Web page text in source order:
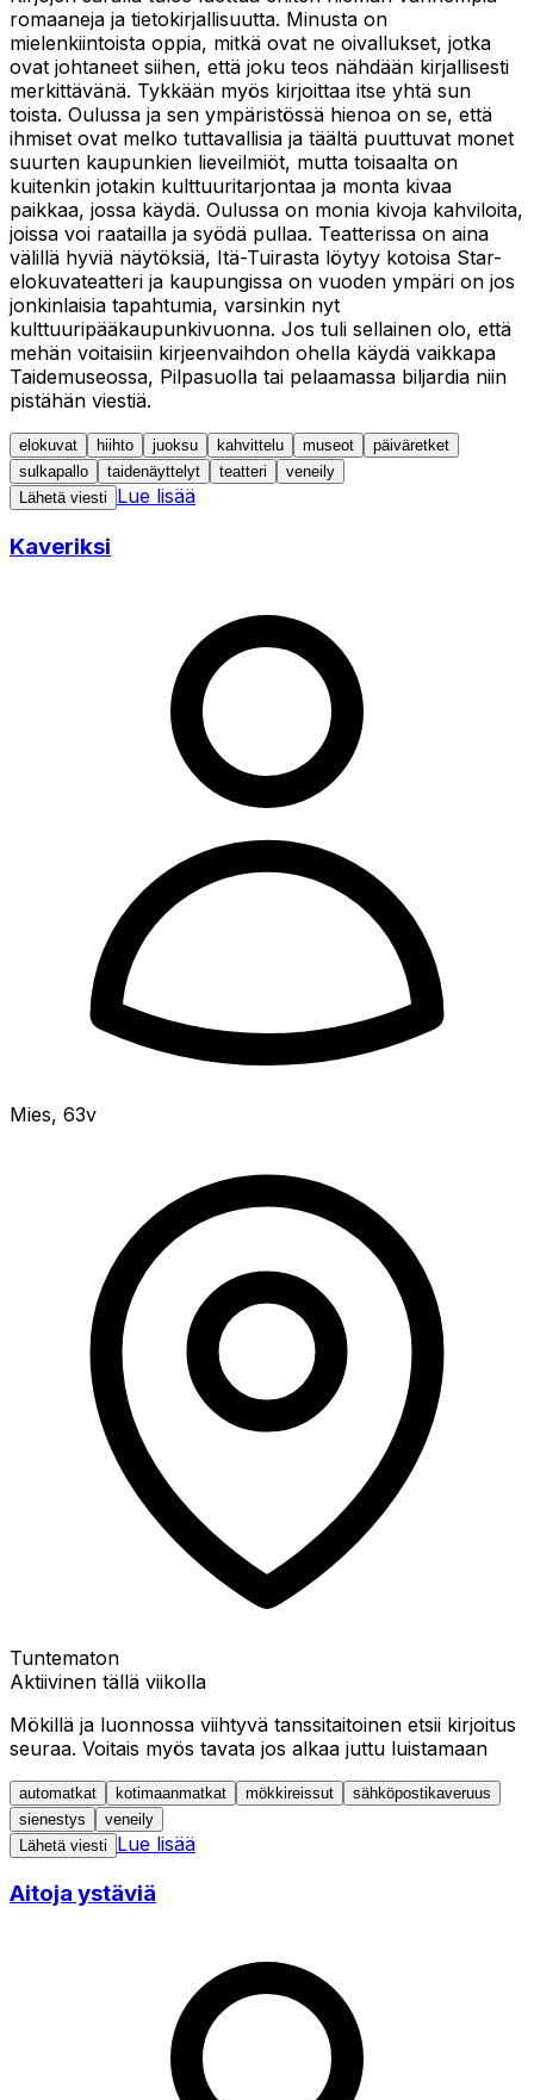
romaaneja ja tietokirjallisuutta. Minusta on
mielenkiintoista oppia, mitkä ovat ne oivallukset, jotka
ovat johtaneet siihen, että joku teos nähdään kirjallisesti
merkittävänä. Tykkään myös kirjoittaa itse yhtä sun
toista. Oulussa ja sen ympäristössä hienoa on se, että
ihmiset ovat melko tuttavallisia ja täältä puuttuvat monet
suurten kaupunkien lieveilmiöt, mutta toisaalta on
kuitenkin jotakin kulttuuritarjontaa ja monta kivaa
paikkaa, jossa käydä. Oulussa on monia kivoja kahviloita,
joissa voi raatailla ja syödä pullaa. Teatterissa on aina
välillä hyviä näytöksiä, Itä-Tuirasta löytyy kotoisa Star-
elokuvateatteri ja kaupungissa on vuoden ympäri on jos
jonkinlaisia tapahtumia, varsinkin nyt
kulttuuripääkaupunkivuonna. Jos tuli sellainen olo, että
mehän voitaisiin kirjeenvaihdon ohella käydä vaikkapa
Taidemuseossa, Pilpasuolla tai pelaamassa biljardia niin
pistähän viestiä.
elokuvat hiihto juoksu kahvittelu museot
päiväretket
sulkapallo
taidenäyttelyt teatteri
veneily
Lähetä viesti
Lue lisää
Kaveriksi
Mies, 63v
Tuntematon
Aktiivinen tällä viikolla
Mökillä ja luonnossa viihtyvä tanssitaitoinen etsii kirjoitus
seuraa. Voitais myös tavata jos alkaa juttu luistamaan
automatkat kotimaanmatkat mökkireissut
sähköpostikaveruus
sienestys
veneily
Lähetä viesti
Lue lisää
Aitoja ystäviä